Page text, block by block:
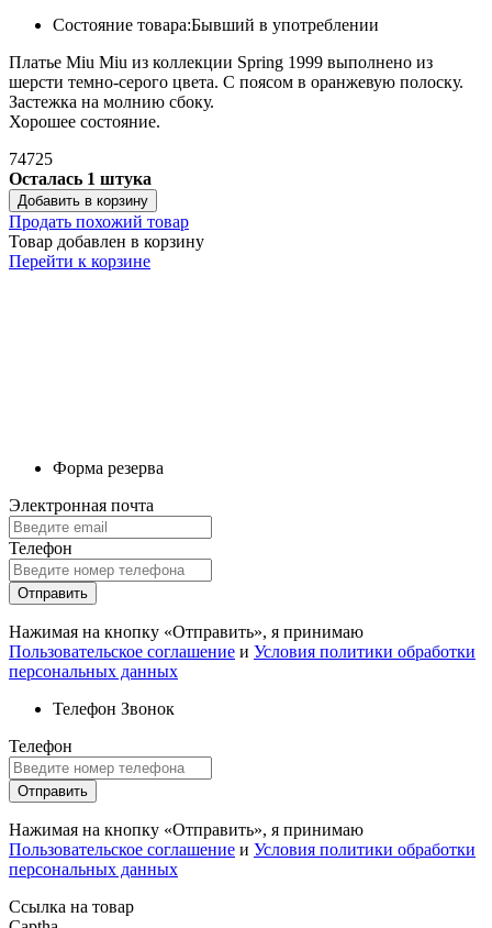
Состояние товара:Бывший в употреблении
Платье Miu Miu из коллекции Spring 1999 выполнено из
шерсти темно-серого цвета. С поясом в оранжевую полоску.
Застежка на молнию сбоку.
Хорошее состояние.
74725
Осталась 1 штука
Добавить в корзину
Продать похожий товар
Товар добавлен в корзину
Перейти к корзине
Форма резерва
Электронная почта
Телефон
Отправить
Нажимая на кнопку «Отправить», я принимаю
Пользовательское соглашение и Условия политики обработки
персональных данных
Телефон Звонок
Телефон
Отправить
Нажимая на кнопку «Отправить», я принимаю
Пользовательское соглашение и Условия политики обработки
персональных данных
Ссылка на товар